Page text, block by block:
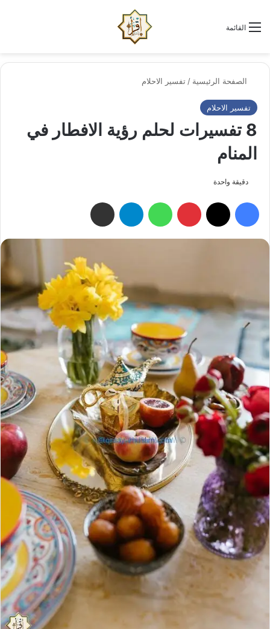
القائمة
الصفحة الرئيسية / تفسير الاحلام
تفسير الاحلام
8 تفسيرات لحلم رؤية الافطار في
المنام
دقيقة واحدة
فيسبوك بينتيريست واتساب تيلقرام